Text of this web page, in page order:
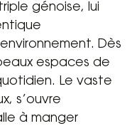
génoise, lui
Dès
espaces de
Le vaste
s’ouvre
à manger